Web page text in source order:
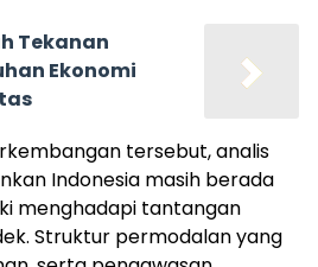
Tekanan
Ekonomi
tersebut, analis
Indonesia masih berada
menghadapi tantangan
Struktur permodalan yang